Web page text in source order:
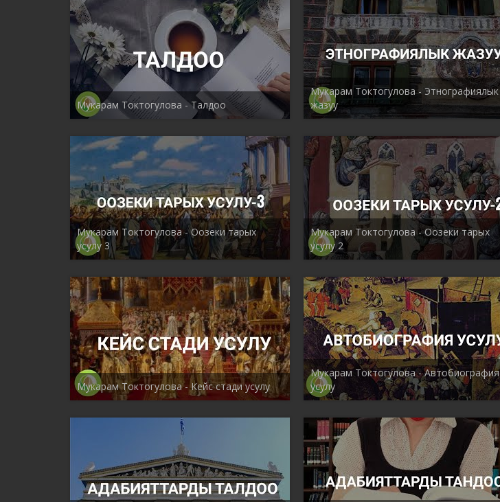
Мукарам Токтогулова - Талдоо
Мукарам Токтогулова - Этнографиялык
жазуу
Мукарам Токтогулова - Оозеки тарых
усулу 3
Мукарам Токтогулова - Оозеки тарых
усулу 2
Мукарам Токтогулова - Кейс стади усулу
Мукарам Токтогулова - Автобиография
усулу